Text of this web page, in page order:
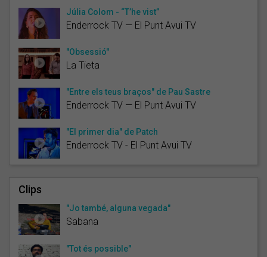
Júlia Colom - “T’he vist”
Enderrock TV — El Punt Avui TV
"Obsessió"
La Tieta
"Entre els teus braços" de Pau Sastre
Enderrock TV — El Punt Avui TV
"El primer dia" de Patch
Enderrock TV - El Punt Avui TV
Clips
"Jo també, alguna vegada"
Sabana
"Tot és possible"